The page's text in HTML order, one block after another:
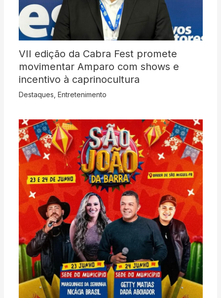
VII edição da Cabra Fest promete
movimentar Amparo com shows e
incentivo à caprinocultura
Destaques Entretenimento